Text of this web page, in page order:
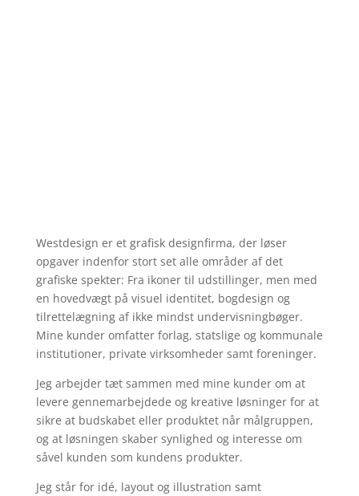
Westdesign er et grafisk designfirma, der løser
opgaver indenfor stort set alle områder af det
grafiske spekter: Fra ikoner til udstillinger, men med
en hovedvægt på visuel identitet, bogdesign og
tilrettelægning af ikke mindst undervisningbøger.
Mine kunder omfatter forlag, statslige og kommunale
institutioner, private virksomheder samt foreninger.
Jeg arbejder tæt sammen med mine kunder om at
levere gennemarbejdede og kreative løsninger for at
sikre at budskabet eller produktet når målgruppen,
og at løsningen skaber synlighed og interesse om
såvel kunden som kundens produkter.
Jeg står for idé, layout og illustration samt